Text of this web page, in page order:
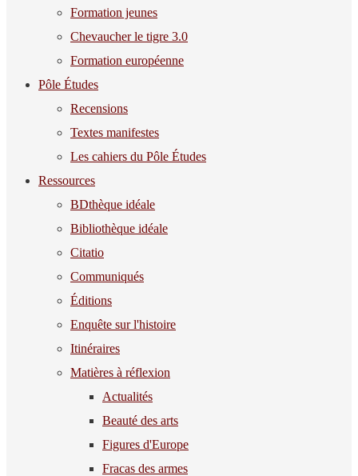
Formation jeunes
Chevaucher le tigre 3.0
Formation européenne
Pôle Études
Recensions
Textes manifestes
Les cahiers du Pôle Études
Ressources
BDthèque idéale
Bibliothèque idéale
Citatio
Communiqués
Éditions
Enquête sur l'histoire
Itinéraires
Matières à réflexion
Actualités
Beauté des arts
Figures d'Europe
Fracas des armes